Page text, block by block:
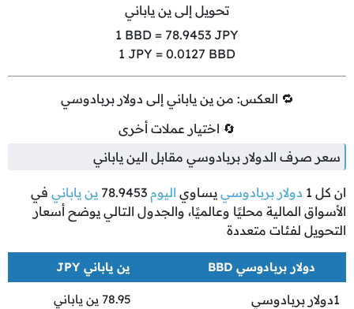
تحويل إلى ين ياباني
1 BBD = 78.9453 JPY
1 JPY = 0.0127 BBD
🔁 العكس: من ين ياباني إلى دولار بربادوسي
🔄 اختيار عملات أخرى
سعر صرف الدولار بربادوسي مقابل الين ياباني
ان كل 1 دولار بربادوسي يساوي اليوم 78.9453 ين ياباني في
الأسواق المالية محليًا وعالميًا، والجدول التالي يوضح أسعار
التحويل لفئات متعددة
دولار بربادوسي BBD ين ياباني JPY
1دولار بربادوسي 78.95 ين ياباني